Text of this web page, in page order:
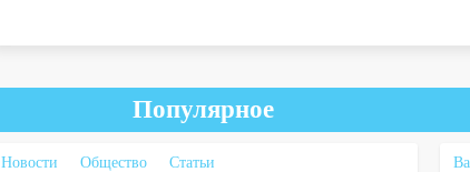
Популярное
Новости Общество
Статьи